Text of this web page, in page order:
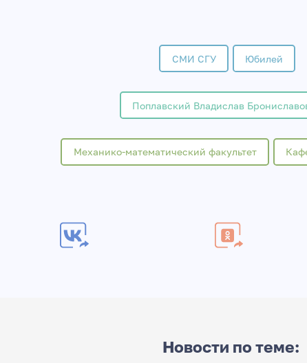
СМИ СГУ Юбилей
Поплавский Владислав
Механико-математический факультет
Новости по теме: